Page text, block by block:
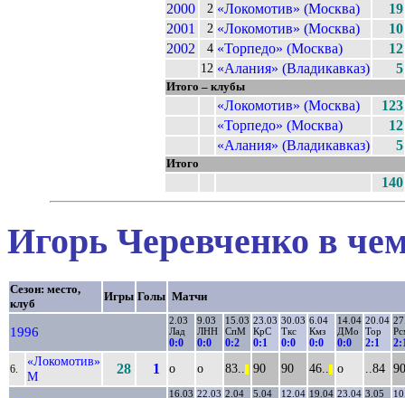
2000
2 «Локомотив» (Москва)
19
2001
2 «Локомотив» (Москва)
10
2002
4 «Торпедо» (Москва) 12
12 «Алания» (Владикавказ) 5
Итого – клубы
«Локомотив» (Москва)
123
«Торпедо» (Москва)
12
«Алания» (Владикавказ)
5
Итого
140
Игорь Черевченко в
Сезон: место,
клуб
Игры Голы Матчи
1996
2.03
Лад
0:0
9.03
ЛНН
0:0
15.03
СпМ
0:2
23.03
КрС
0:1
30.03
Ткс
0:0
6.04
Кмз
0:0
14.04
ДМо
0:0
20.04
Тор
2:1
6.
«Локомотив»
М
28 1 о о 83.. 90 90 46.. о ..84 90
16.03 22.03 2.04
5.04
12.04 19.04 23.04 3.05